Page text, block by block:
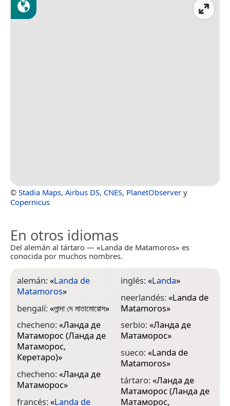
© Stadia Maps, Airbus DS, CNES, PlanetObserver y
Copernicus
En otros idiomas
Del alemán al tártaro — «Landa de Matamoros» es
conocida por muchos nombres.
alemán:«Landa de
Matamoros»
bengalí:«লান্দা দে মাতামোরোস»
checheno:«Ланда де
Матаморос (Ланда де
Матаморос,
Керетаро)»
checheno:«Ланда де
Матаморос»
francés:«Landa de
inglés:«Landa»
neerlandés:«Landa de
Matamoros»
serbio:«Ланда де
Матаморос»
sueco:«Landa de
Matamoros»
tártaro:«Ланда де
Матаморос (Ланда де
Матаморос,